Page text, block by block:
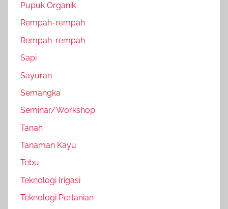
Pupuk Organik
Rempah-rempah
Rempah-rempah
Sapi
Sayuran
Semangka
Seminar/Workshop
Tanah
Tanaman Kayu
Tebu
Teknologi Irigasi
Teknologi Pertanian